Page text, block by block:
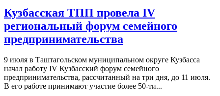
Кузбасская ТПП провела IV
региональный форум семейного
предпринимательства
9 июля в Таштагольском муниципальном округе Кузбасса
начал работу IV Кузбасский форум семейного
предпринимательства, рассчитанный на три дня, до 11 июля.
В его работе принимают участие более 50-ти...